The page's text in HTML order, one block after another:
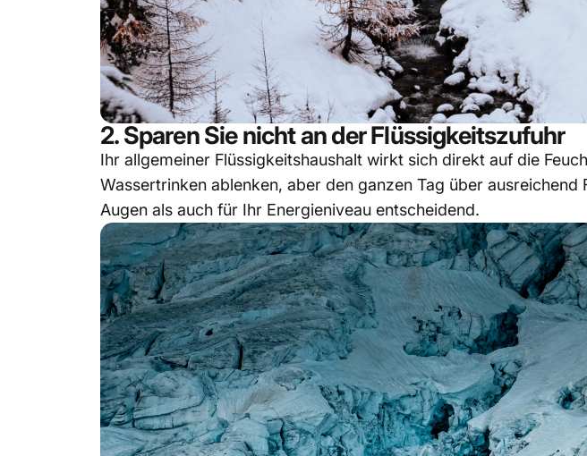
2. Sparen Sie nicht an der Flüssigkeitszufuhr
Ihr allgemeiner Flüssigkeitshaushalt wirkt sich direkt auf die
Wassertrinken ablenken, aber den ganzen Tag über
Augen als auch für Ihr Energieniveau entscheidend.